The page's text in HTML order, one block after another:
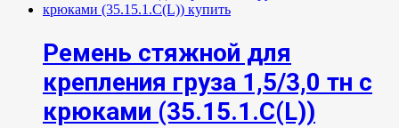
Ремень стяжной для
крепления груза 1,5/3,0 тн с
крюками (35.15.1.C(L))